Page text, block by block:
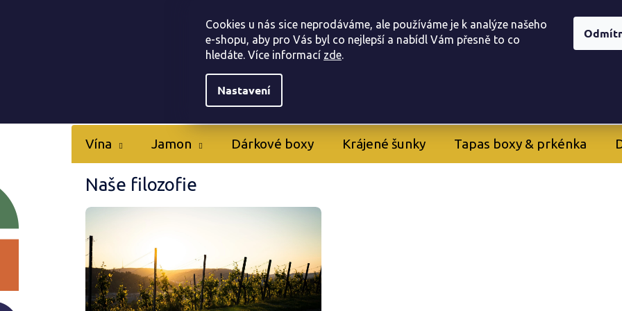
Cookies u nás sice neprodáváme, ale používáme je k analýze našeho
e-shopu, aby pro Vás byl co nejlepší a nabídl Vám přesně to co
hledáte. Více informací zde.
Nastavení
Registrace provizního
Vína Jamon Dárkové boxy Krájené šunky Tapas boxy & prkénka
Naše filozofie
V
p
i
č
l